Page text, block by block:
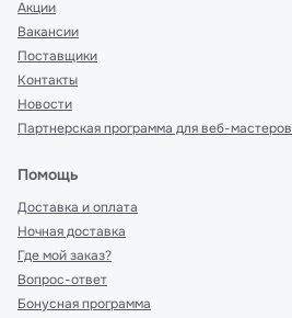
Акции
Вакансии
Поставщики
Контакты
Новости
Партнерская программа для веб-мастеров
Помощь
Доставка и оплата
Ночная доставка
Где мой заказ?
Вопрос-ответ
Бонусная программа